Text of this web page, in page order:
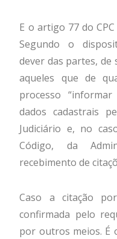
E o artigo 77 do
Segundo o
dever das partes, de
aqueles que de
processo
dados cadastrais
Judiciário e, no
Código, da
recebimento de
Caso a citação
confirmada pelo
por outros meios. É